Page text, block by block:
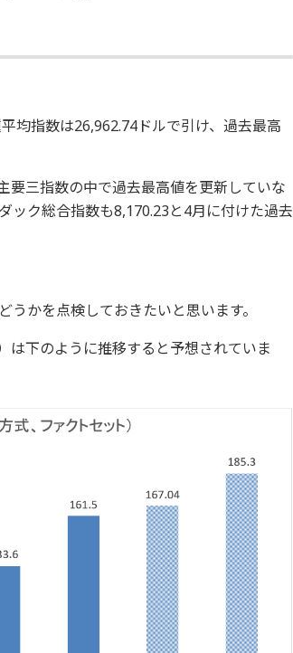
均指数は26,962.74ドルで引け、過去最高
要三指数の中で過去最高値を更新していな
ック総合指数も8,170.23と4月に付けた過去
かを点検しておきたいと思います。
は下のように推移すると予想されていま